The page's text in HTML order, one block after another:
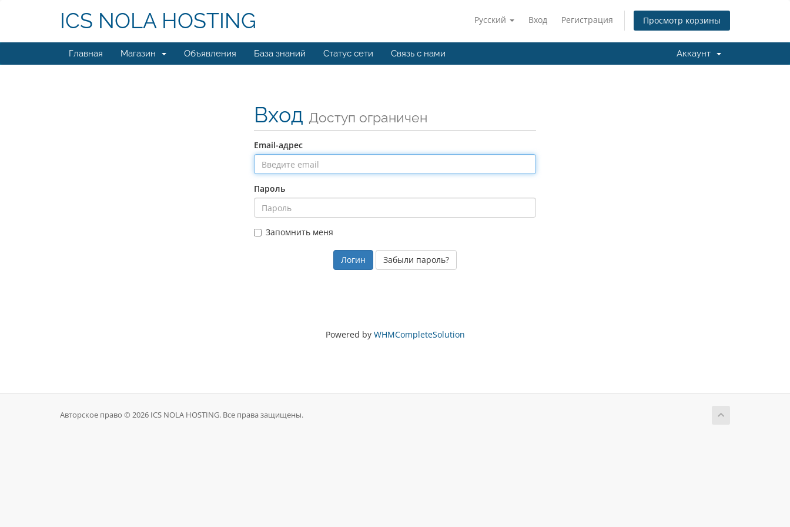
Русский Вход Регистрация Просмотр корзины
ICS NOLA HOSTING
Главная Магазин Объявления База знаний Статус сети Связь с нами Аккаунт
Вход Доступ ограничен
Email-адрес
Пароль
Запомнить меня
Забыли пароль?
Powered by WHMCompleteSolution
Авторское право © 2026 ICS NOLA HOSTING. Все права защищены.